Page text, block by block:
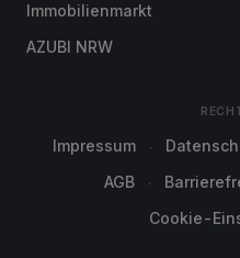
Immobilienmarkt
AZUBI NRW
Impressum
AGB
Cookie-